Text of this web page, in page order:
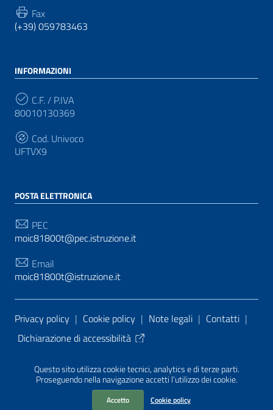
Questo sito utilizza cookie tecnici, analytics e di terze parti.
Proseguendo nella navigazione accetti l’utilizzo dei cookie.
Accetto Cookie policy
Fax
(+39) 059783463
INFORMAZIONI
C.F. / P.IVA
80010130369
Cod. Univoco
UFTVX9
POSTA ELETTRONICA
PEC
moic81800t@pec.istruzione.it
Email
moic81800t@istruzione.it
Sezione Link Utili
Privacy policy | Cookie policy | Note legali | Contatti |
Dichiarazione di accessibilità
PA di AgID
| Realizzato con WordPress
da